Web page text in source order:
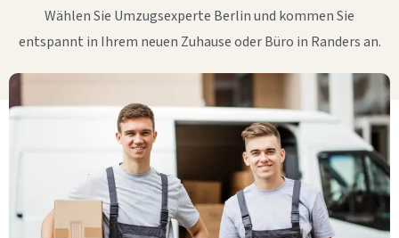
Wählen Sie Umzugsexperte Berlin und kommen Sie
entspannt in Ihrem neuen Zuhause oder Büro in Randers an.